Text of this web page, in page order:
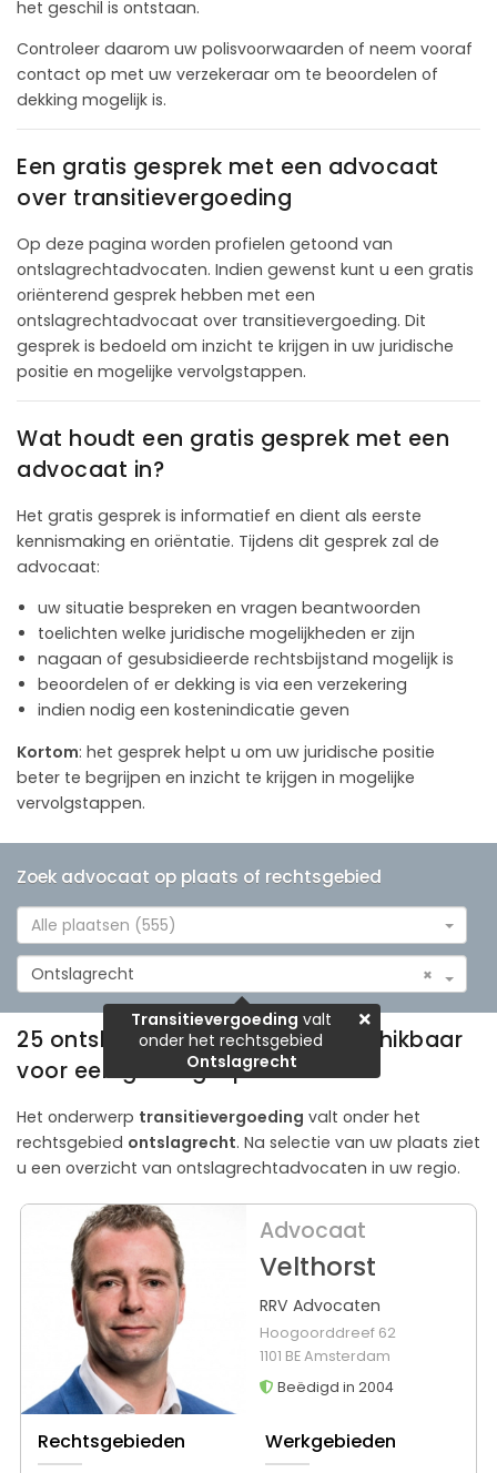
het geschil is ontstaan.
Controleer daarom uw polisvoorwaarden of neem vooraf
contact op met uw verzekeraar om te beoordelen of
dekking mogelijk is.
Een gratis gesprek met een advocaat
over transitievergoeding
Op deze pagina worden profielen getoond van
ontslagrechtadvocaten. Indien gewenst kunt u een gratis
oriënterend gesprek hebben met een
ontslagrechtadvocaat over transitievergoeding. Dit
gesprek is bedoeld om inzicht te krijgen in uw juridische
positie en mogelijke vervolgstappen.
Wat houdt een gratis gesprek met een
advocaat in?
Het gratis gesprek is informatief en dient als eerste
kennismaking en oriëntatie. Tijdens dit gesprek zal de
advocaat:
uw situatie bespreken en vragen beantwoorden
toelichten welke juridische mogelijkheden er zijn
nagaan of gesubsidieerde rechtsbijstand mogelijk is
beoordelen of er dekking is via een verzekering
indien nodig een kostenindicatie geven
Kortom: het gesprek helpt u om uw juridische positie
beter te begrijpen en inzicht te krijgen in mogelijke
vervolgstappen.
Zoek advocaat op plaats of rechtsgebied
Alle plaatsen (555)
×
Ontslagrecht
Transitievergoeding valt
onder het rechtsgebied
Ontslagrecht
25 ontslagrechtadvocaten beschikbaar
voor een gratis gesprek
Het onderwerp transitievergoeding valt onder het
rechtsgebied ontslagrecht. Na selectie van uw plaats ziet
u een overzicht van ontslagrechtadvocaten in uw regio.
Advocaat
Velthorst
RRV Advocaten
Hoogoorddreef 62
1101 BE Amsterdam
Beëdigd in 2004
Rechtsgebieden Werkgebieden